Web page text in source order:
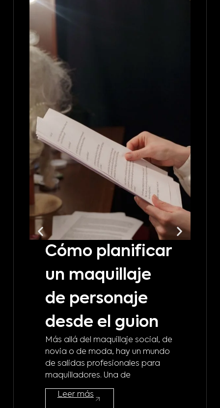
Cómo planificar
un maquillaje
de personaje
desde el guion
Más allá del maquillaje social, de
novia o de moda, hay un mundo
de salidas profesionales para
maquilladores. Una de
Leer más